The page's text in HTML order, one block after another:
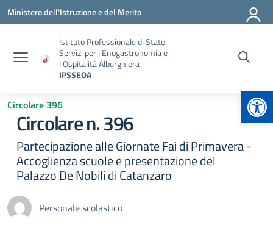
Vai ai contenuti
Vai al menu di navigazione
Vai al footer
Ministero dell'Istruzione e del Merito
Istituto Professionale di Stato
Servizi per l'Enogastronomia e
l'Ospitalità Alberghiera
IPSSEOA
Circolare 396
Circolare n. 396
Partecipazione alle Giornate Fai di Primavera -
Accoglienza scuole e presentazione del
Palazzo De Nobili di Catanzaro
Personale scolastico